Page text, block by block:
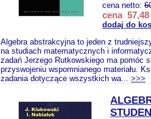
cena netto:
cena 57,48
dodaj do
Algebra abstrakcyjna to jeden z
na studiach matematycznych i
zadań Jerzego Rutkowskiego ma pomóc
przyswojeniu wspomnianego materiału.
zadania dotyczące wszystkich wa... >>>